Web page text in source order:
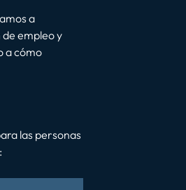
a
empleo y
a cómo
las personas